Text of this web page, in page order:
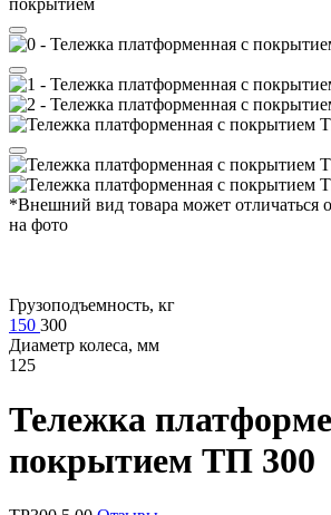
покрытием
*Внешний вид товара может отличаться
на фото
Грузоподъемность, кг
150 300
Диаметр колеса, мм
125
Тележка
покрытием ТП 300